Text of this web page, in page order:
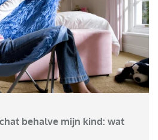
behalve mijn kind: wat